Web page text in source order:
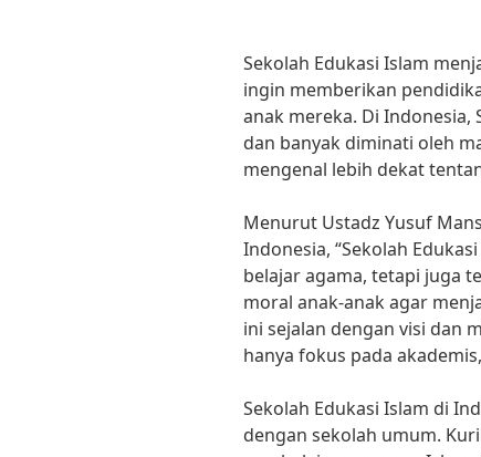
Sekolah Edukasi Islam
ingin memberikan
anak mereka. Di Indonesia,
dan banyak diminati oleh
mengenal lebih dekat
Menurut Ustadz Yusuf
Indonesia, “Sekolah
belajar agama, tetapi juga
moral anak-anak agar
ini sejalan dengan visi dan
hanya fokus pada
Sekolah Edukasi Islam di
dengan sekolah umum.